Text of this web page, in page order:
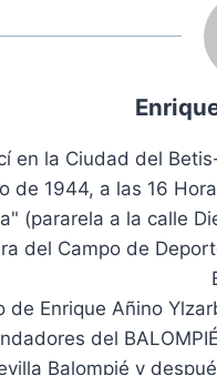
en la Ciudad del
de 1944, a las 16
(pararela a la calle
del Campo de
de Enrique Añino
del
Balompié y